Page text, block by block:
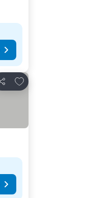
Κοινοποίηση
Προσθήκη στα αγαπημένα